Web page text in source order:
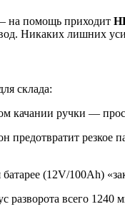
на помощь приходит
Никаких лишних
склада:
качании ручки —
резкое
(12V/100Ah)
всего 1240